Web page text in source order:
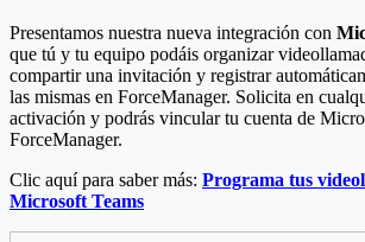
Presentamos nuestra nueva integración con
que tú y tu equipo podáis organizar
compartir una invitación y registrar
las mismas en ForceManager. Solicita en
activación y podrás vincular tu cuenta de
ForceManager.
Clic aquí para saber más: Programa tus
Microsoft Teams